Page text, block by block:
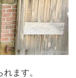
ます。